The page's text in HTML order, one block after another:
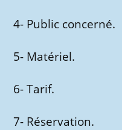
4- Public concerné.
5- Matériel.
6- Tarif.
7- Réservation.